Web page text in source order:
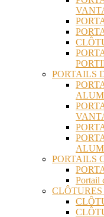
PORTAILS
PORTAILS
Portail